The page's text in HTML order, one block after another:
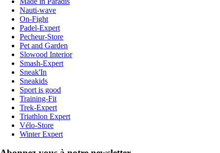
Nauti-wave
On-Fight
Padel-Expert
Pecheur-Store
Pet and Garden
Slowood Interior
Smash-Expert
Sneak'In
Sneakids
Sport is good
Training-Fit
Trek-Expert
Triathlon Expert
Vélo-Store
Winter Expert